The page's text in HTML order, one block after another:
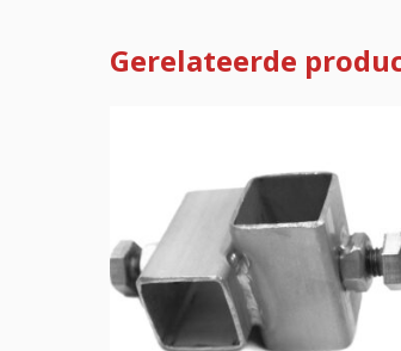
Gerelateerde